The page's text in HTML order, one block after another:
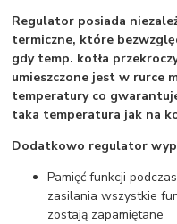
Regulator posiada
termiczne, które
gdy temp. kotła
umieszczone jest w rurce
temperatury co
taka temperatura jak na
Dodatkowo regulator
Pamięć funkcji
zasilania wszystkie
zostają zapamiętane